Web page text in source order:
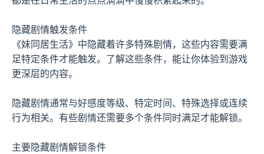
隐藏剧情触发条件
《妹同居生活》中隐藏着许多特殊剧情，这些内容需要满
足特定条件才能触发。了解这些条件，能让你体验到游戏
更深层的内容。
隐藏剧情通常与好感度等级、特定时间、特殊选择或连续
行为相关。有些剧情还需要多个条件同时满足才能解锁。
主要隐藏剧情解锁条件